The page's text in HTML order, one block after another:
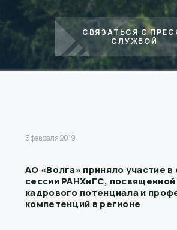
СВЯЗАТЬСЯ С
СЛУЖБОЙ
5 февраля 2019
АО «Волга» приняло участие в
сессии РАНХиГС,
кадрового потенциала и
компетенций в регионе